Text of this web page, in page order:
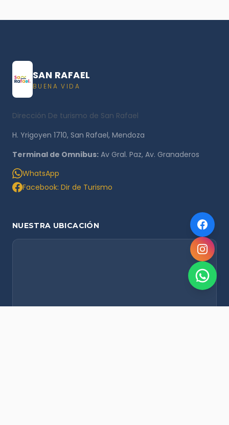
SAN RAFAEL
BUENA VIDA
Dirección De turismo de San Rafael
H. Yrigoyen 1710, San Rafael, Mendoza
Terminal de Omnibus: Av Gral. Paz, Av. Granaderos
WhatsApp
Facebook: Dir de Turismo
NUESTRA UBICACIÓN